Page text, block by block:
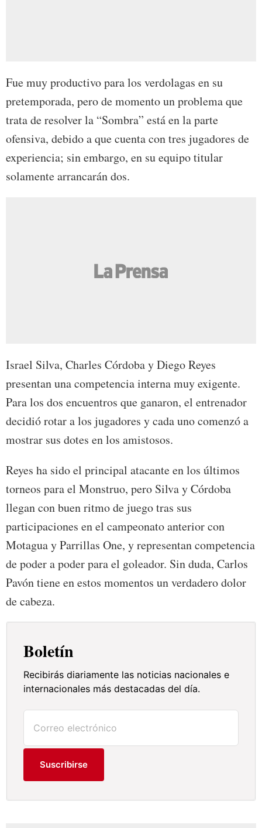
Fue muy productivo para los verdolagas en su
pretemporada, pero de momento un problema que
trata de resolver la “Sombra” está en la parte
ofensiva, debido a que cuenta con tres jugadores de
experiencia; sin embargo, en su equipo titular
solamente arrancarán dos.
Israel Silva, Charles Córdoba y Diego Reyes
presentan una competencia interna muy exigente.
Para los dos encuentros que ganaron, el entrenador
decidió rotar a los jugadores y cada uno comenzó a
mostrar sus dotes en los amistosos.
Reyes ha sido el principal atacante en los últimos
torneos para el Monstruo, pero Silva y Córdoba
llegan con buen ritmo de juego tras sus
participaciones en el campeonato anterior con
Motagua y Parrillas One, y representan competencia
de poder a poder para el goleador. Sin duda, Carlos
Pavón tiene en estos momentos un verdadero dolor
de cabeza.
Boletín
Recibirás diariamente las noticias nacionales e
internacionales más destacadas del día.
Suscribirse